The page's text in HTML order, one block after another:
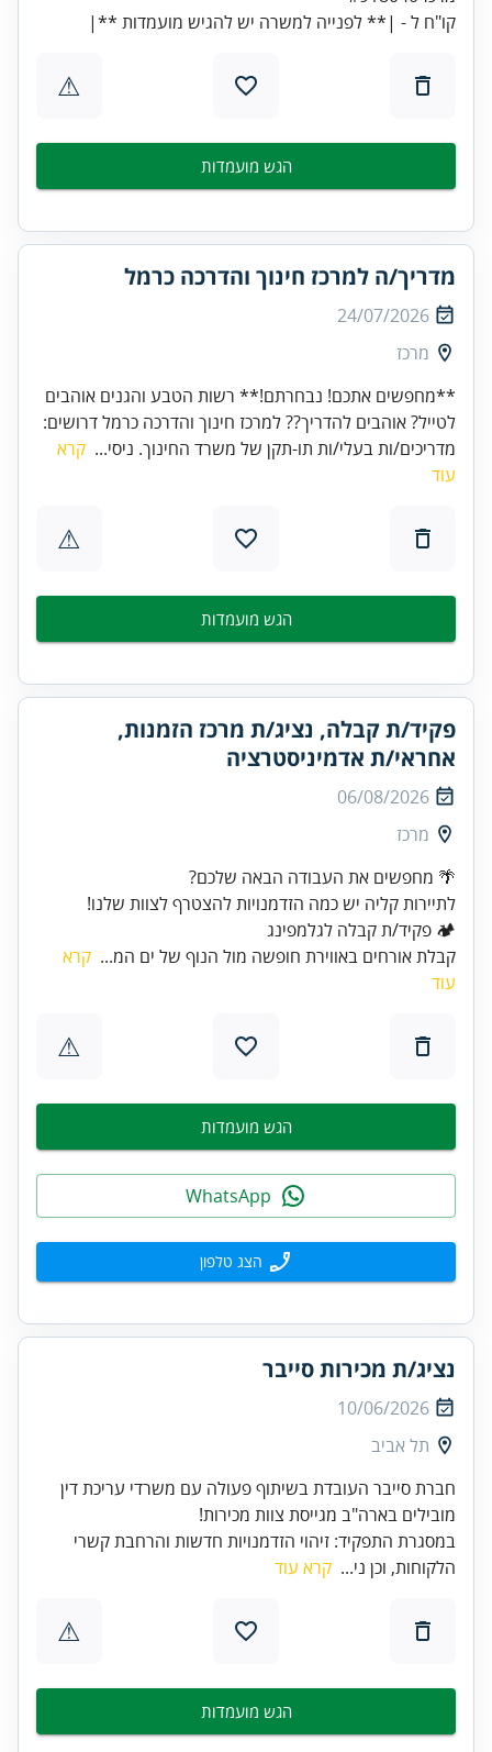
קו"ח ל - |** לפנייה למשרה יש להגיש מועמדות **|
⚠
הגש מועמדות
מדריך/ה למרכז חינוך והדרכה כרמל
24/07/2026
מרכז
**מחפשים אתכם! נבחרתם!** רשות הטבע והגנים אוהבים
לטייל? אוהבים להדריך?? למרכז חינוך והדרכה כרמל דרושים:
מדריכים/ות בעלי/ות תו-תקן של משרד החינוך. ניסי... קרא
עוד
⚠
הגש מועמדות
פקיד/ת קבלה, נציג/ת מרכז הזמנות,
אחראי/ת אדמיניסטרציה
06/08/2026
מרכז
🌴 מחפשים את העבודה הבאה שלכם?
לתיירות קליה יש כמה הזדמנויות להצטרף לצוות שלנו!
🏕️ פקיד/ת קבלה לגלמפינג
קבלת אורחים באווירת חופשה מול הנוף של ים המ... קרא
עוד
⚠
הגש מועמדות
הצג טלפון
נציג/ת מכירות סייבר
10/06/2026
תל אביב
חברת סייבר העובדת בשיתוף פעולה עם משרדי עריכת דין
מובילים בארה"ב מגייסת צוות מכירות!
במסגרת התפקיד: זיהוי הזדמנויות חדשות והרחבת קשרי
הלקוחות, וכן ני... קרא עוד
⚠
הגש מועמדות